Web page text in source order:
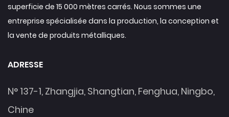
superficie de 15 000 mètres carrés. Nous sommes une
entreprise spécialisée dans la production, la conception et
la vente de produits métalliques.
ADRESSE
N° 137-1, Zhangjia, Shangtian, Fenghua, Ningbo,
Chine